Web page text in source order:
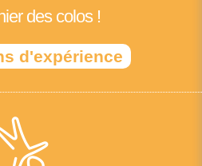
des colos !
d'expérience